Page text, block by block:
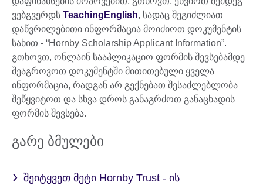
ვებგვერდს TeachingEnglish, სადაც შეგიძლიათ
დაწვრილებითი ინფორმაცია მოიძიოთ დოკუმენტის
სახით - “Hornby Scholarship Applicant Information”.
გთხოვთ, ონლაინ სააპლიკაციო ფორმის შევსებამდე
შეაგროვოთ დოკუმენტში მითითებული ყველა
ინფორმაცია, რადგან არ გექნებათ შესაძლებლობა
შეწყვიტოთ და სხვა დროს განაგრძოთ განაცხადის
ფორმის შევსება.
გარე ბმულები
შეიტყვეთ მეტი Hornby Trust - ის